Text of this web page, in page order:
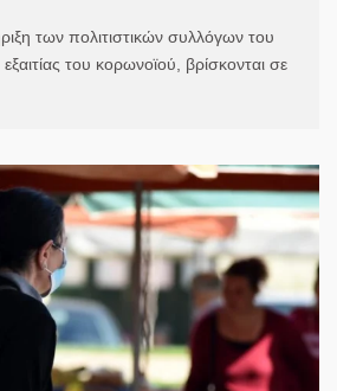
των πολιτιστικών συλλόγων του
του κορωνοϊού, βρίσκονται σε